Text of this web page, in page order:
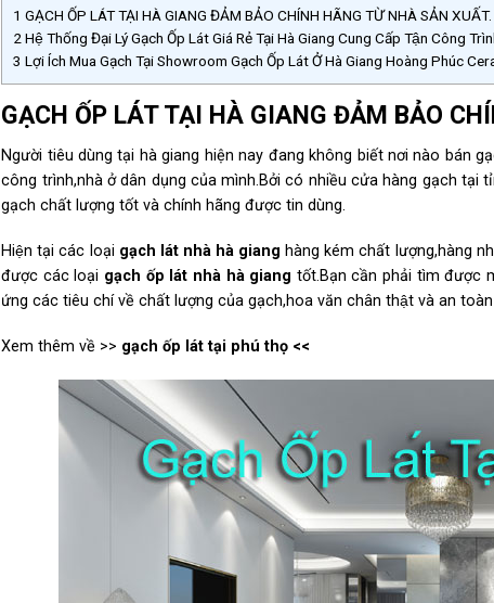
1 GẠCH ỐP LÁT TẠI HÀ GIANG ĐẢM BẢO CHÍNH HÃNG TỪ NHÀ SẢN XUẤT.
2 Hệ Thống Đại Lý Gạch Ốp Lát Giá Rẻ Tại Hà Giang Cung Cấp Tận Công
3 Lợi Ích Mua Gạch Tại Showroom Gạch Ốp Lát Ở Hà Giang Hoàng Phúc
GẠCH ỐP LÁT TẠI HÀ GIANG ĐẢM BẢO
Người tiêu dùng tại hà giang hiện nay đang không biết nơi nào bán
công trình,nhà ở dân dụng của mình.Bởi có nhiều cửa hàng gạch tại
gạch chất lượng tốt và chính hãng được tin dùng.
Hiện tại các loại gạch lát nhàhà giang hàng kém chất lượng,hàng
được các loại gạch ốp lát nhà hàgiang tốt.Bạn cần phải tìm được
ứng các tiêu chí về chất lượng của gạch,hoa văn chân thật và an
Xem thêm về >> gạch ốp lát tại phú thọ <<